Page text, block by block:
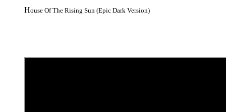
House Of The Rising Sun (Epic Dark Version)